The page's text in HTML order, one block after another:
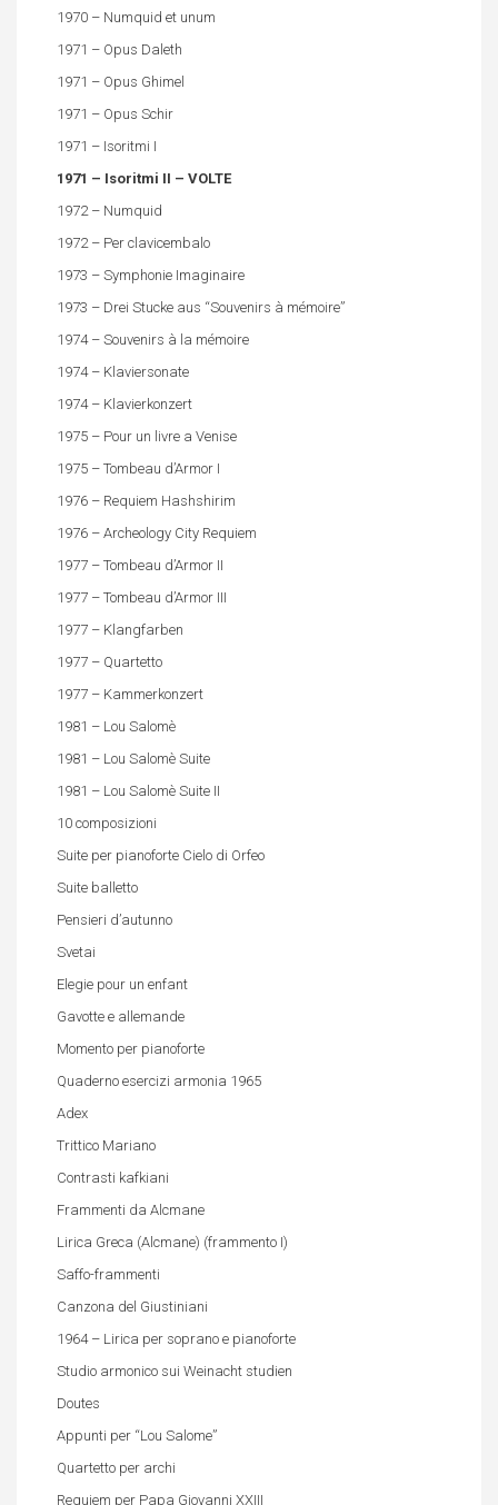
1970 – Numquid et unum
1971 – Opus Daleth
1971 – Opus Ghimel
1971 – Opus Schir
1971 – Isoritmi I
1971 – Isoritmi II – VOLTE
1972 – Numquid
1972 – Per clavicembalo
1973 – Symphonie Imaginaire
1973 – Drei Stucke aus “Souvenirs à mémoire”
1974 – Souvenirs à la mémoire
1974 – Klaviersonate
1974 – Klavierkonzert
1975 – Pour un livre a Venise
1975 – Tombeau d’Armor I
1976 – Requiem Hashshirim
1976 – Archeology City Requiem
1977 – Tombeau d’Armor II
1977 – Tombeau d’Armor III
1977 – Klangfarben
1977 – Quartetto
1977 – Kammerkonzert
1981 – Lou Salomè
1981 – Lou Salomè Suite
1981 – Lou Salomè Suite II
10 composizioni
Suite per pianoforte Cielo di Orfeo
Suite balletto
Pensieri d’autunno
Svetai
Elegie pour un enfant
Gavotte e allemande
Momento per pianoforte
Quaderno esercizi armonia 1965
Adex
Trittico Mariano
Contrasti kafkiani
Frammenti da Alcmane
Lirica Greca (Alcmane) (frammento I)
Saffo-frammenti
Canzona del Giustiniani
1964 – Lirica per soprano e pianoforte
Studio armonico sui Weinacht studien
Doutes
Appunti per “Lou Salome”
Quartetto per archi
Requiem per Papa Giovanni XXIII